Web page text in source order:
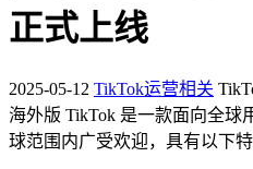
正式上线
2025-05-12 TikTok运营相关
海外版 TikTok 是一款面向全球
球范围内广受欢迎，具有以下特